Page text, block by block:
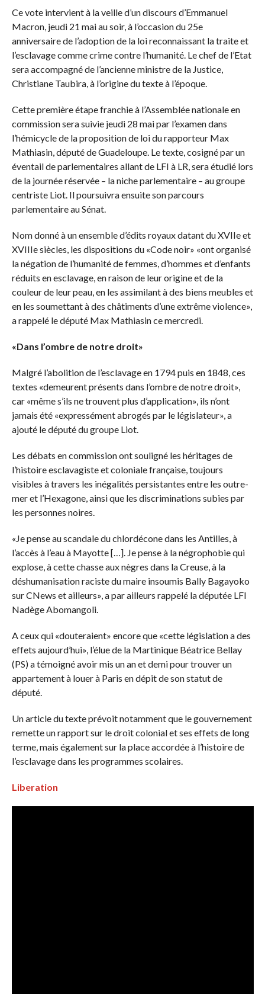
Ce vote intervient à la veille d’un discours d’Emmanuel
Macron, jeudi 21 mai au soir, à l’occasion du 25e
anniversaire de l’adoption de la loi reconnaissant la traite et
l’esclavage comme crime contre l’humanité. Le chef de l’Etat
sera accompagné de l’ancienne ministre de la Justice,
Christiane Taubira, à l’origine du texte à l’époque.
Cette première étape franchie à l’Assemblée nationale en
commission sera suivie jeudi 28 mai par l’examen dans
l’hémicycle de la proposition de loi du rapporteur Max
Mathiasin, député de Guadeloupe. Le texte, cosigné par un
éventail de parlementaires allant de LFI à LR, sera étudié lors
de la journée réservée – la niche parlementaire – au groupe
centriste Liot. Il poursuivra ensuite son parcours
parlementaire au Sénat.
Nom donné à un ensemble d’édits royaux datant du XVIIe et
XVIIIe siècles, les dispositions du «Code noir» «ont organisé
la négation de l’humanité de femmes, d’hommes et d’enfants
réduits en esclavage, en raison de leur origine et de la
couleur de leur peau, en les assimilant à des biens meubles et
en les soumettant à des châtiments d’une extrême violence»,
a rappelé le député Max Mathiasin ce mercredi.
«Dans l’ombre de notre droit»
Malgré l’abolition de l’esclavage en 1794 puis en 1848, ces
textes «demeurent présents dans l’ombre de notre droit»,
car «même s’ils ne trouvent plus d’application», ils n’ont
jamais été «expressément abrogés par le législateur», a
ajouté le député du groupe Liot.
Les débats en commission ont souligné les héritages de
l’histoire esclavagiste et coloniale française, toujours
visibles à travers les inégalités persistantes entre les outre-
mer et l’Hexagone, ainsi que les discriminations subies par
les personnes noires.
«Je pense au scandale du chlordécone dans les Antilles, à
l’accès à l’eau à Mayotte […]. Je pense à la négrophobie qui
explose, à cette chasse aux nègres dans la Creuse, à la
déshumanisation raciste du maire insoumis Bally Bagayoko
sur CNews et ailleurs», a par ailleurs rappelé la députée LFI
Nadège Abomangoli.
A ceux qui «douteraient» encore que «cette législation a des
effets aujourd’hui», l’élue de la Martinique Béatrice Bellay
(PS) a témoigné avoir mis un an et demi pour trouver un
appartement à louer à Paris en dépit de son statut de
député.
Un article du texte prévoit notamment que le gouvernement
remette un rapport sur le droit colonial et ses effets de long
terme, mais également sur la place accordée à l’histoire de
l’esclavage dans les programmes scolaires.
Liberation